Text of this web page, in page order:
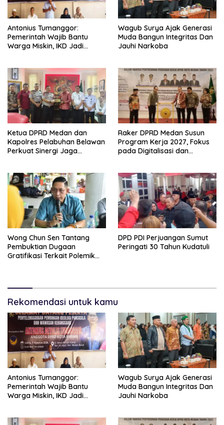
Antonius Tumanggor:
Pemerintah Wajib Bantu
Warga Miskin, IKD Jadi
Wagub Surya Ajak Generasi
Muda Bangun Integritas Dan
Jauhi Narkoba
Ketua DPRD Medan dan
Kapolres Pelabuhan Belawan
Perkuat Sinergi Jaga
Belawan
Raker DPRD Medan Susun
Program Kerja 2027, Fokus
pada Digitalisasi dan
Wong Chun Sen Tantang
Pembuktian Dugaan
Gratifikasi Terkait Polemik
DPD PDI Perjuangan Sumut
Peringati 30 Tahun Kudatuli
Rekomendasi untuk kamu
Antonius Tumanggor:
Pemerintah Wajib Bantu
Warga Miskin, IKD Jadi
Wagub Surya Ajak Generasi
Muda Bangun Integritas Dan
Jauhi Narkoba